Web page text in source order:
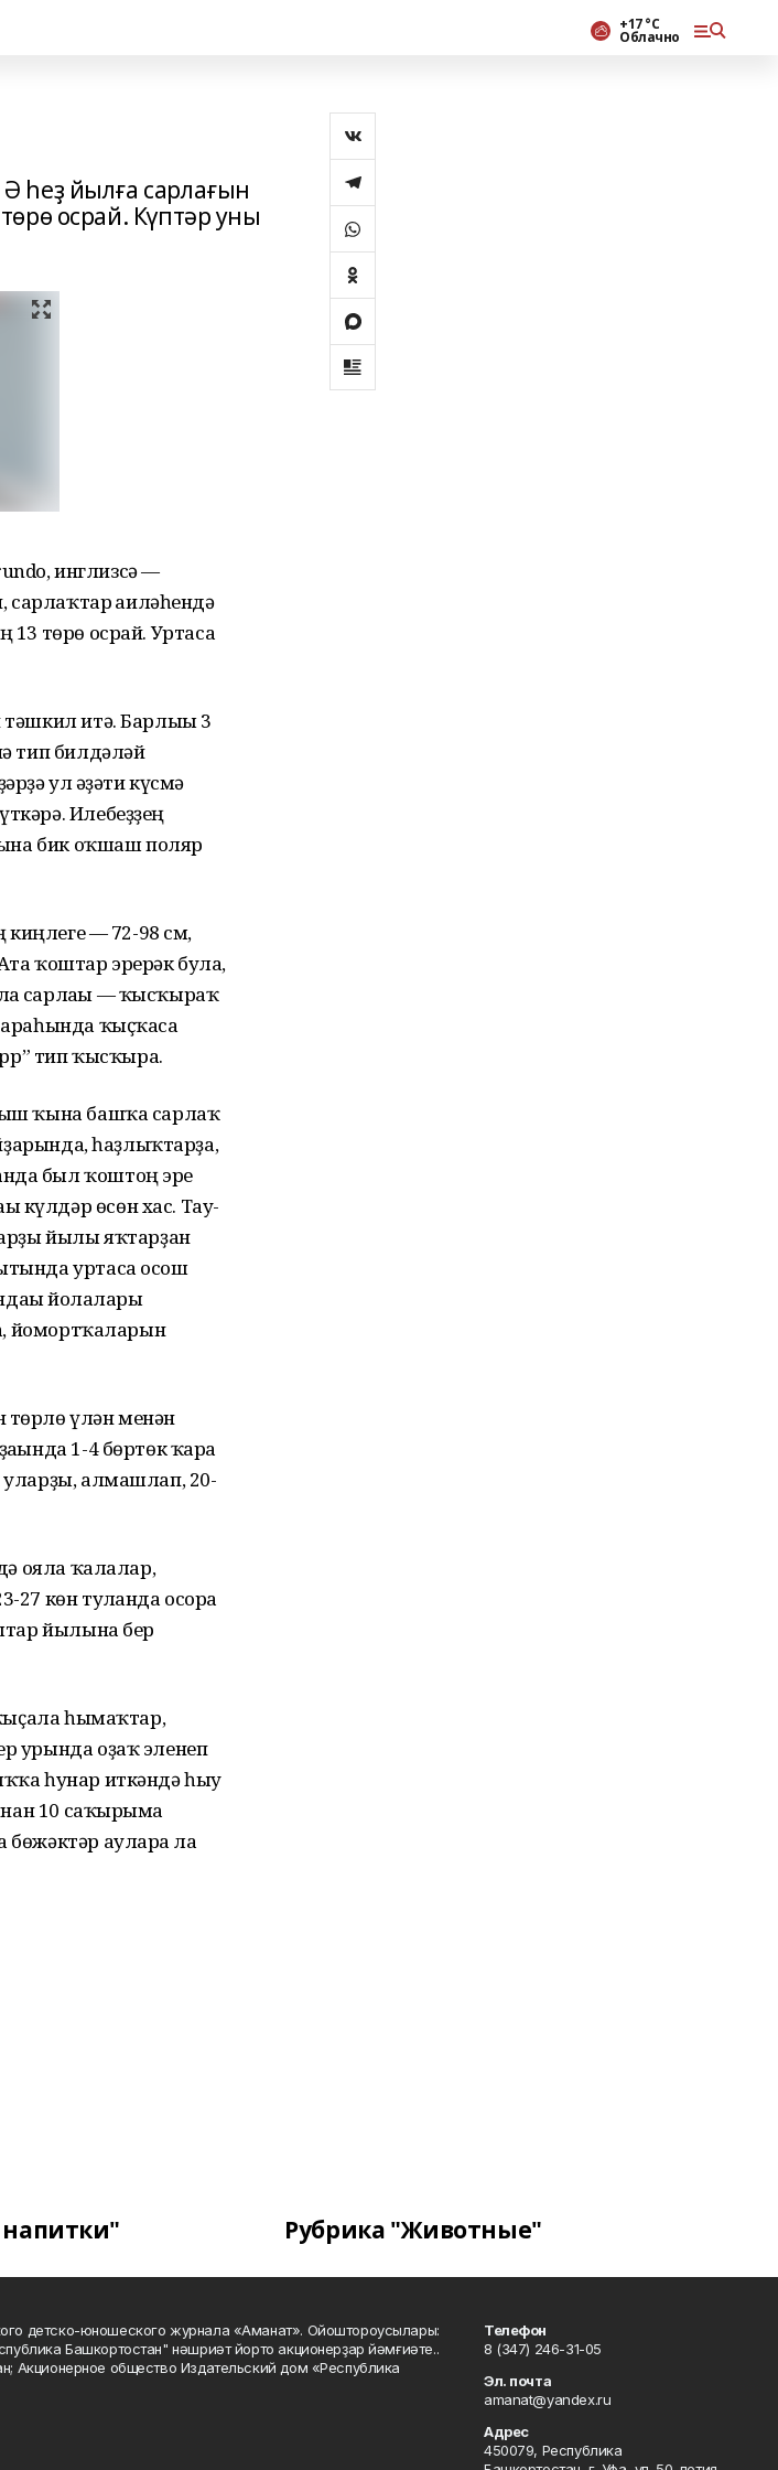
+17 °С
Облачно
һеҙ йылға сарлағын
осрай. Күптәр уны
инглизсә —
ғаиләһендә
төрө осрай. Уртаса
итә. Барлығы 3
тип билдәләй
ул ғәҙәти күсмә
Илебеҙҙең
бик оҡшаш поляр
киңлеге — 72-98 см,
ҡоштар эрерәк була,
сарлағы — ҡысҡыраҡ
ҡыҫҡаса
тип ҡысҡыра.
ҡына башҡа сарлаҡ
һаҙлыҡтарҙа,
был ҡоштоң эре
күлдәр өсөн хас. Тау-
йылы яҡтарҙан
уртаса осош
йолалары
йомортҡаларын
төрлө үлән менән
1-4 бөртөк ҡара
алмашлап, 20-
ояла ҡалалар,
көн тулғанда осорға
йылына бер
һымаҡтар,
урында оҙаҡ эленеп
һунар иткәндә һыу
10 саҡырымға
ауларға ла
напитки" Рубрика "Животные"
детско-юношеского журнала «Аманат». Ойоштороусылары:
Башкортостан" нәшриәт йорто акционерҙар йәмғиәте..
Акционерное общество Издательский дом «Республика
Телефон
8 (347) 246-31-05
Эл. почта
amanat@yandex.ru
Адрес
450079, Республика